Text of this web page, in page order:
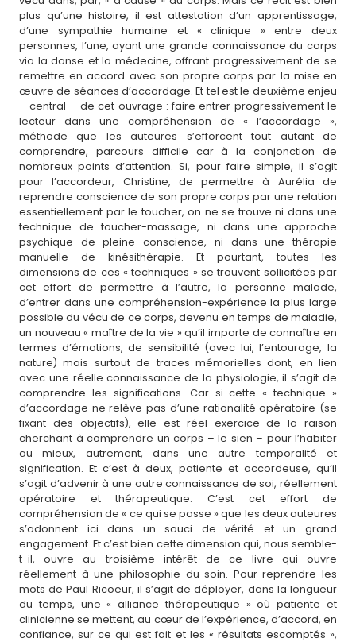
plus qu’une histoire, il est attestation d’un apprentissage,
d’une sympathie humaine et « clinique » entre deux
personnes, l’une, ayant une grande connaissance du corps
via la danse et la médecine, offrant progressivement de se
remettre en accord avec son propre corps par la mise en
œuvre de séances d’accordage. Et tel est le deuxième enjeu
– central – de cet ouvrage : faire entrer progressivement le
lecteur dans une compréhension de « l’accordage »,
méthode que les auteures s’efforcent tout autant de
comprendre, parcours difficile car à la conjonction de
nombreux points d’attention. Si, pour faire simple, il s’agit
pour l’accordeur, Christine, de permettre à Aurélia de
reprendre conscience de son propre corps par une relation
essentiellement par le toucher, on ne se trouve ni dans une
technique de toucher-massage, ni dans une approche
psychique de pleine conscience, ni dans une thérapie
manuelle de kinésithérapie. Et pourtant, toutes les
dimensions de ces « techniques » se trouvent sollicitées par
cet effort de permettre à l’autre, la personne malade,
d’entrer dans une compréhension-expérience la plus large
possible du vécu de ce corps, devenu en temps de maladie,
un nouveau « maître de la vie » qu’il importe de connaître en
termes d’émotions, de sensibilité (avec lui, l’entourage, la
nature) mais surtout de traces mémorielles dont, en lien
avec une réelle connaissance de la physiologie, il s’agit de
comprendre les significations. Car si cette « technique »
d’accordage ne relève pas d’une rationalité opératoire (se
fixant des objectifs), elle est réel exercice de la raison
cherchant à comprendre un corps – le sien – pour l’habiter
au mieux, autrement, dans une autre temporalité et
signification. Et c’est à deux, patiente et accordeuse, qu’il
s’agit d’advenir à une autre connaissance de soi, réellement
opératoire et thérapeutique. C’est cet effort de
compréhension de « ce qui se passe » que les deux auteures
s’adonnent ici dans un souci de vérité et un grand
engagement. Et c’est bien cette dimension qui, nous semble-
t-il, ouvre au troisième intérêt de ce livre qui ouvre
réellement à une philosophie du soin. Pour reprendre les
mots de Paul Ricoeur, il s’agit de déployer, dans la longueur
du temps, une « alliance thérapeutique » où patiente et
clinicienne se mettent, au cœur de l’expérience, d’accord, en
confiance, sur ce qui est fait et les « résultats escomptés »,